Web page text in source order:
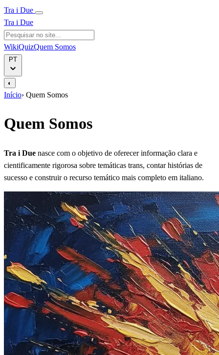
Tra i Due
Tra i Due
WikiQuizQuem Somos
◐
Início› Quem Somos
Quem Somos
Tra i Due nasce com o objetivo de oferecer informação clara e
cientificamente rigorosa sobre temáticas trans, contar histórias de
sucesso e construir o recurso temático mais completo em italiano.